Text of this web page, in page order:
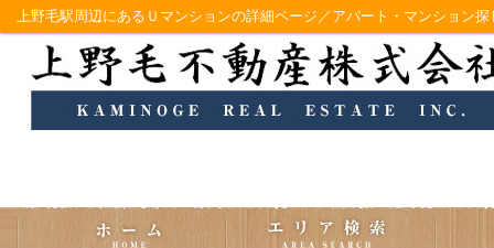
上野毛駅周辺にあるＵマンションの詳細ページ／アパート・マンション